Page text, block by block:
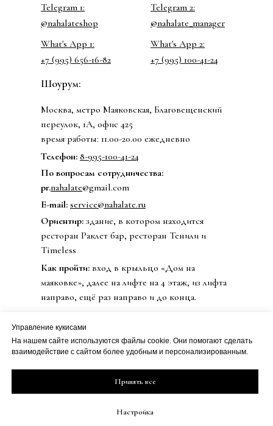
© 2020 Бренд одежды nahalate
Ориентир: здание, в котором находится
ресторан Раклет бар, ресторан Тенили и
Timeless
Шоурум:
Политика
Москва, метро Маяковская, Благовещенский
переулок, 1А, офис 425
время работы: 11.00-20.00 ежедневно
Как пройти: вход в крыльцо «Дом на
маяковке», далее на лифте на 4 этаж, из лифта
направо, ещё раз направо и до конца.
Телефон: 8-995-100-41-24
E-mail: service@nahalate.ru
По вопросам сотрудничества:
pr.nahalate@gmail.com
Telegram 1:
@nahalate_manager
Telegram 2:
@nahalateshop
What's App 1:
+7 (995) 100-41-24
What's App 2:
+7 (995) 656-16-82
ИП Петрова Дарья Сергеевна
Управление кукисами
На нашем сайте используются файлы cookie. Они помогают сделать
взаимодействие с сайтом более удобным и персонализированным.
Принять все
Настройка